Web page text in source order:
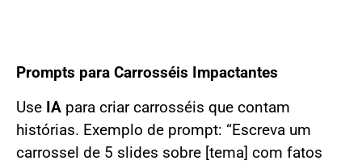
Prompts para Carrosséis Impactantes
Use IA para criar carrosséis que contam
histórias. Exemplo de prompt: “Escreva um
carrossel de 5 slides sobre [tema] com fatos